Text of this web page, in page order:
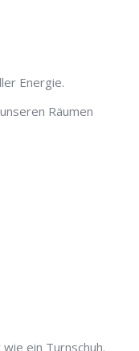
Energie.
Räumen
ein Turnschuh.